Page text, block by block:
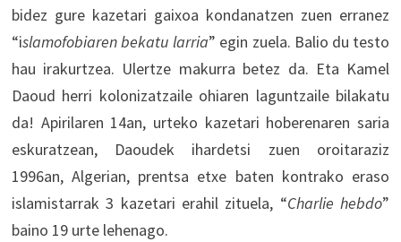
bidez gure kazetari gaixoa kondanatzen zuen erranez
“islamofobiaren bekatu larria” egin zuela. Balio du testo
hau irakurtzea. Ulertze makurra betez da. Eta Kamel
Daoud herri kolonizatzaile ohiaren laguntzaile bilakatu
da! Apirilaren 14an, urteko kazetari hoberenaren saria
eskuratzean, Daoudek ihardetsi zuen oroitaraziz
1996an, Algerian, prentsa etxe baten kontrako eraso
islamistarrak 3 kazetari erahil zituela, “Charlie hebdo”
baino 19 urte lehenago.